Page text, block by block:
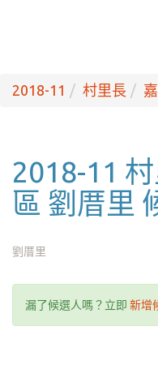
2018-11 村里長
2018-11
區 劉厝里
劉厝里
漏了候選人嗎？立即 新增